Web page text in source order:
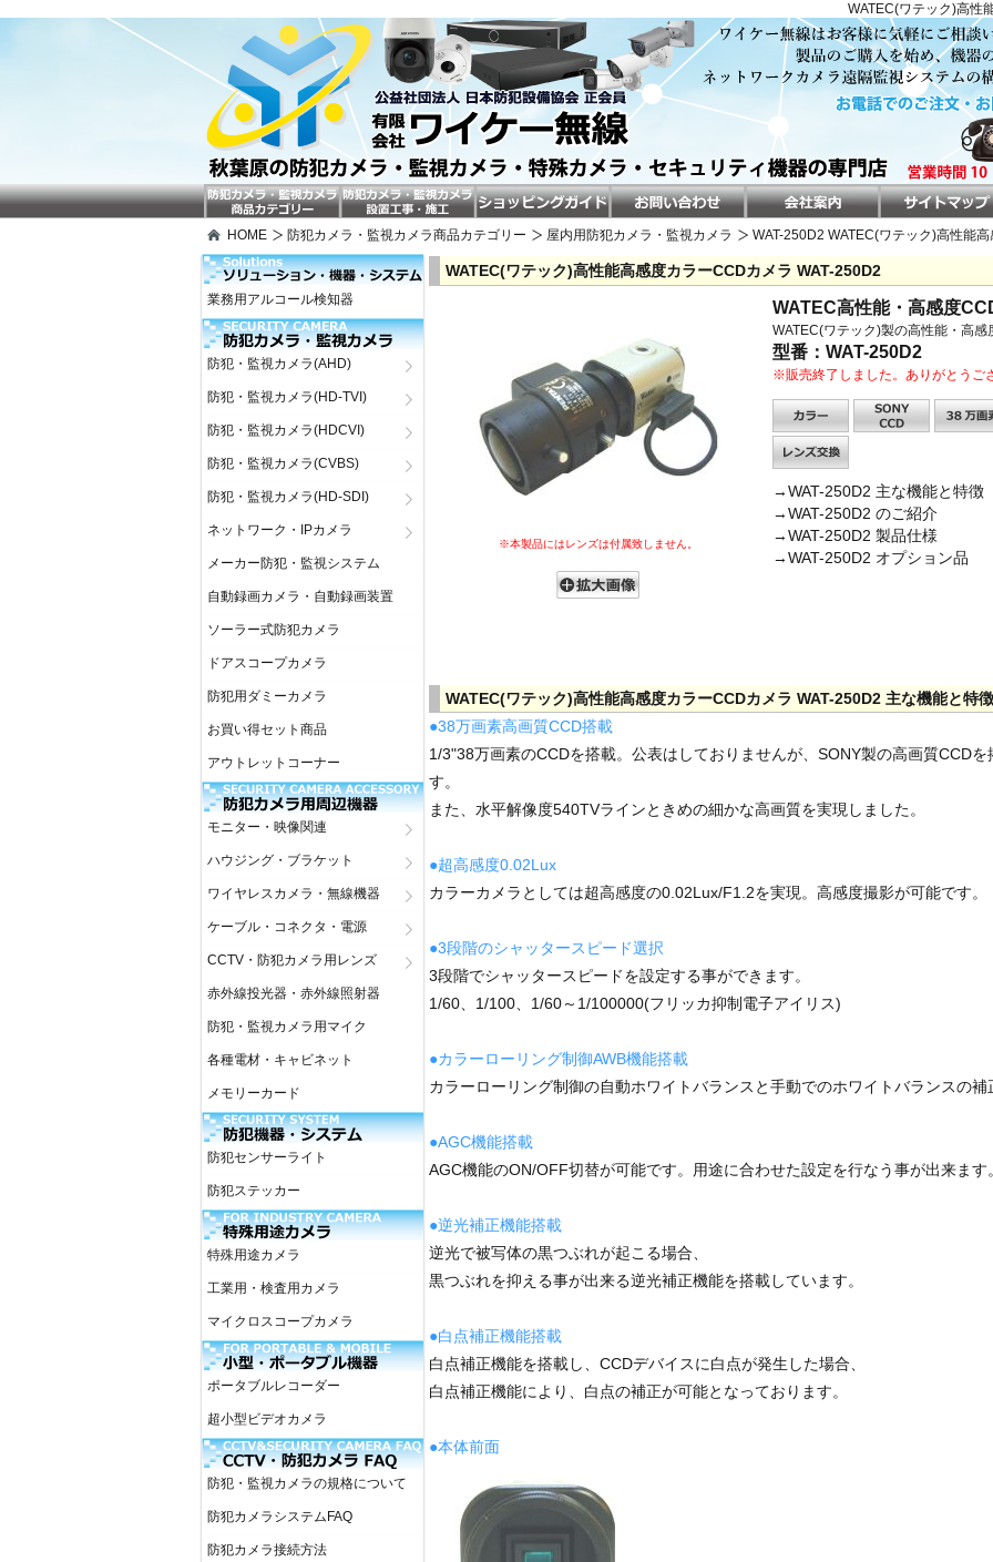
WATEC(ワテック)高性
HOME 防犯カメラ・監視カメラ商品カテゴリー 屋内用防犯カメラ・監視カメラ WAT-250D2 WATEC(ワテック)高性能
WATEC(ワテック)高性能高感度カラーCCDカメラ WAT-250D2
※本製品にはレンズは付属致しません。
WATEC高性能・高感度
WATEC(ワテック)製の高性能・高感
型番：WAT-250D2
※販売終了しました。ありがとうご
→WAT-250D2 主な機能と特徴
→WAT-250D2 のご紹介
→WAT-250D2 製品仕様
→WAT-250D2 オプション品
WATEC(ワテック)高性能高感度カラーCCDカメラ WAT-250D2 主な機能と特徴
●38万画素高画質CCD搭載
1/3"38万画素のCCDを搭載。公表はしておりませんが、SONY製の高画質CCDを
す。
また、水平解像度540TVラインときめの細かな高画質を実現しました。
●超高感度0.02Lux
カラーカメラとしては超高感度の0.02Lux/F1.2を実現。高感度撮影が可能です。
●3段階のシャッタースピード選択
3段階でシャッタースピードを設定する事ができます。
1/60、1/100、1/60～1/100000(フリッカ抑制電子アイリス)
●カラーローリング制御AWB機能搭載
カラーローリング制御の自動ホワイトバランスと手動でのホワイトバランスの補
●AGC機能搭載
AGC機能のON/OFF切替が可能です。用途に合わせた設定を行なう事が出来ます
●逆光補正機能搭載
逆光で被写体の黒つぶれが起こる場合、
黒つぶれを抑える事が出来る逆光補正機能を搭載しています。
●白点補正機能搭載
白点補正機能を搭載し、CCDデバイスに白点が発生した場合、
白点補正機能により、白点の補正が可能となっております。
●本体前面
業務用アルコール検知器
防犯・監視カメラ(AHD)
防犯・監視カメラ(HD-TVI)
防犯・監視カメラ(HDCVI)
防犯・監視カメラ(CVBS)
防犯・監視カメラ(HD-SDI)
ネットワーク・IPカメラ
メーカー防犯・監視システム
自動録画カメラ・自動録画装置
ソーラー式防犯カメラ
ドアスコープカメラ
防犯用ダミーカメラ
お買い得セット商品
アウトレットコーナー
モニター・映像関連
ハウジング・ブラケット
ワイヤレスカメラ・無線機器
ケーブル・コネクタ・電源
CCTV・防犯カメラ用レンズ
赤外線投光器・赤外線照射器
防犯・監視カメラ用マイク
各種電材・キャビネット
メモリーカード
防犯センサーライト
防犯ステッカー
特殊用途カメラ
工業用・検査用カメラ
マイクロスコープカメラ
ポータブルレコーダー
超小型ビデオカメラ
防犯・監視カメラの規格について
防犯カメラシステムFAQ
防犯カメラ接続方法